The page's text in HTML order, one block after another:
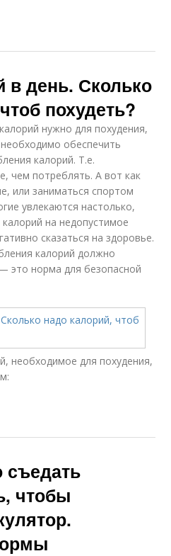
в день. Сколько
похудеть?
нужно для похудения,
обеспечить
калорий. Т.е.
чем потреблять. А вот как
или заниматься спортом
увлекаются настолько,
на недопустимое
сказаться на здоровье.
калорий должно
это норма для безопасной
необходимое для похудения,
съедать
чтобы